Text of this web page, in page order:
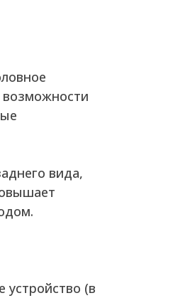
возможности
вида,
устройство (в